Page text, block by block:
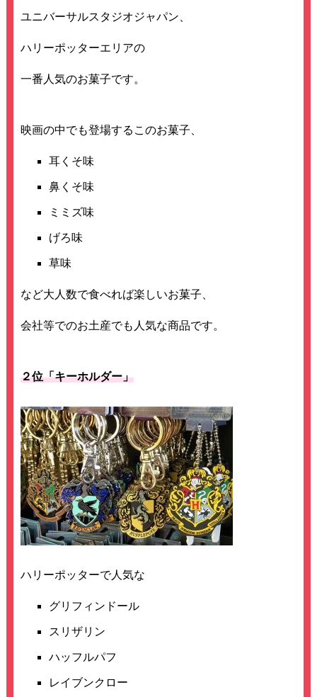
ユニバーサルスタジオジャパン、
ハリーポッターエリアの
一番人気のお菓子です。
映画の中でも登場するこのお菓子、
耳くそ味
鼻くそ味
ミミズ味
げろ味
草味
など大人数で食べれば楽しいお菓子、
会社等でのお土産でも人気な商品です。
２位「キーホルダー」
ハリーポッターで人気な
グリフィンドール
スリザリン
ハッフルパフ
レイブンクロー